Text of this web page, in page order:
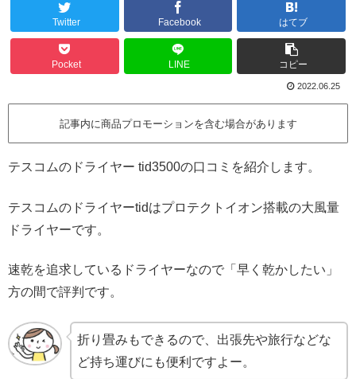
Twitter Facebook はてブ
Pocket LINE コピー
2022.06.25
記事内に商品プロモーションを含む場合があります
テスコムのドライヤー tid3500の口コミを紹介します。
テスコムのドライヤーtidはプロテクトイオン搭載の大風量
ドライヤーです。
速乾を追求しているドライヤーなので「早く乾かしたい」
方の間で評判です。
折り畳みもできるので、出張先や旅行などな
ど持ち運びにも便利ですよー。